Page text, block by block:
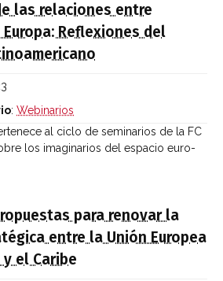
las relaciones entre
Reflexiones del
: Webinarios
al ciclo de seminarios de la FC
los imaginarios del espacio euro-
para renovar la
entre la Unión Europea
el Caribe